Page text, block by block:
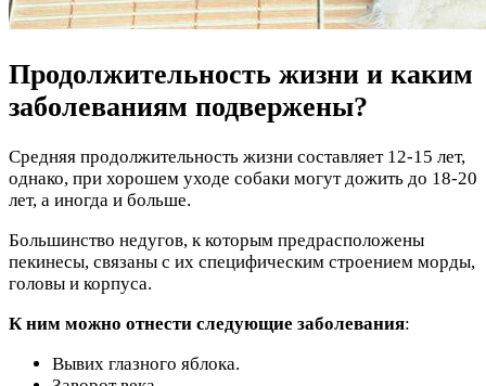
Продолжительность жизни и каким
заболеваниям подвержены?
Средняя продолжительность жизни составляет 12-15 лет,
однако, при хорошем уходе собаки могут дожить до 18-20
лет, а иногда и больше.
Большинство недугов, к которым предрасположены
пекинесы, связаны с их специфическим строением морды,
головы и корпуса.
К ним можно отнести следующие заболевания:
Вывих глазного яблока.